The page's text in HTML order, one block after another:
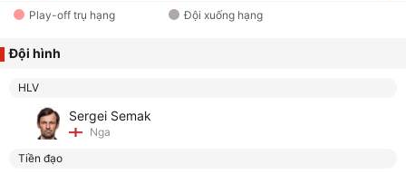
Play-off trụ hạng Đội xuống hạng
Đội hình
HLV
Sergei Semak
Nga
Tiền đạo